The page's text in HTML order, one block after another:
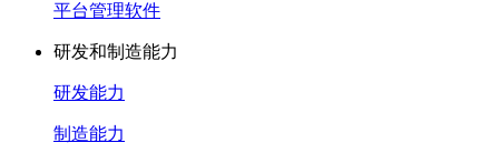
平台管理软件
研发和制造能力
研发能力
制造能力